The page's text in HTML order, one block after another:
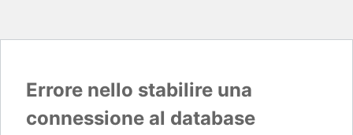
Errore nello stabilire una
connessione al database